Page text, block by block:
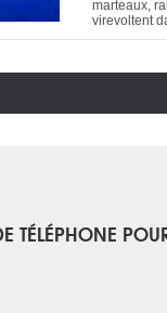
marteaux,
virevoltent
TÉLÉPHONE